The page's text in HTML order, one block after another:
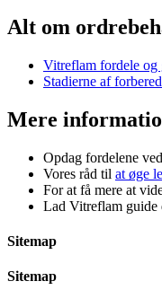
Alt om
Vitreflam fordele og
Stadierne af
Mere
Opdag fordelene ved
Vores råd til at øge
For at få mere at
Lad Vitreflam guide
Sitemap
Sitemap